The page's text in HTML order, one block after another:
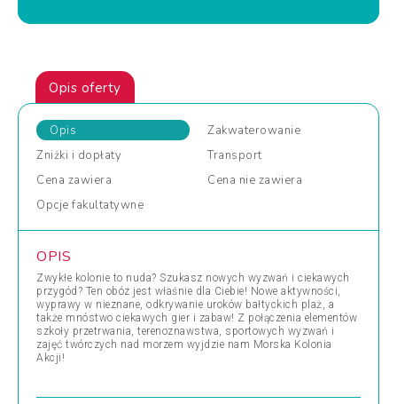
Opis oferty
Opis
Zakwaterowanie
Zniżki i dopłaty
Transport
Cena zawiera Cena nie zawiera
Opcje fakultatywne
OPIS
Zwykłe kolonie to nuda? Szukasz nowych wyzwań i ciekawych
przygód? Ten obóz jest właśnie dla Ciebie! Nowe aktywności,
wyprawy w nieznane, odkrywanie uroków bałtyckich plaż, a
także mnóstwo ciekawych gier i zabaw! Z połączenia elementów
szkoły przetrwania, terenoznawstwa, sportowych wyzwań i
zajęć twórczych nad morzem wyjdzie nam Morska Kolonia
Akcji!